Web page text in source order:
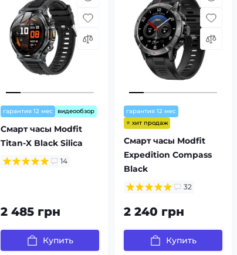
гарантия 12 мес видеообзор
Смарт часы Modfit
Titan-X Black Silica
14
2 485 грн
Купить
гарантия 12 мес
⭐ хит продаж
Смарт часы Modfit
Expedition Compass
Black
32
2 240 грн
Купить